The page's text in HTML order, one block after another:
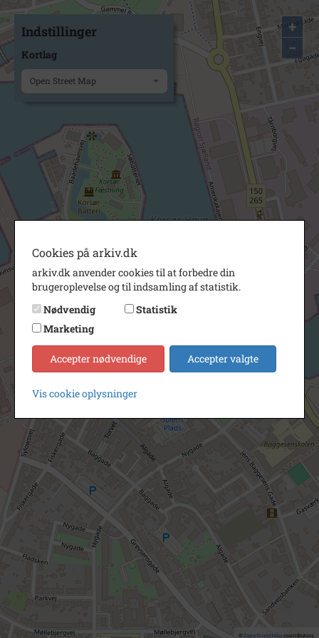
+
−
© OpenStreetMapcontributors.
Indstillinger
Kortlag
Open Street Map
Cookies på arkiv.dk
arkiv.dk anvender cookies til at forbedre din
brugeroplevelse og til indsamling af statistik.
Nødvendig
Statistik
Marketing
Accepter nødvendige Accepter valgte
Vis cookie oplysninger